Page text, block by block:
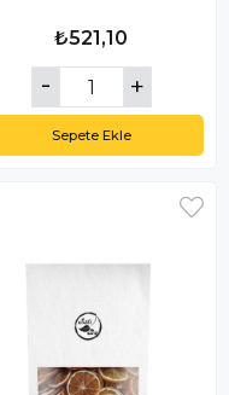
₺521,10
Sepete Ekle